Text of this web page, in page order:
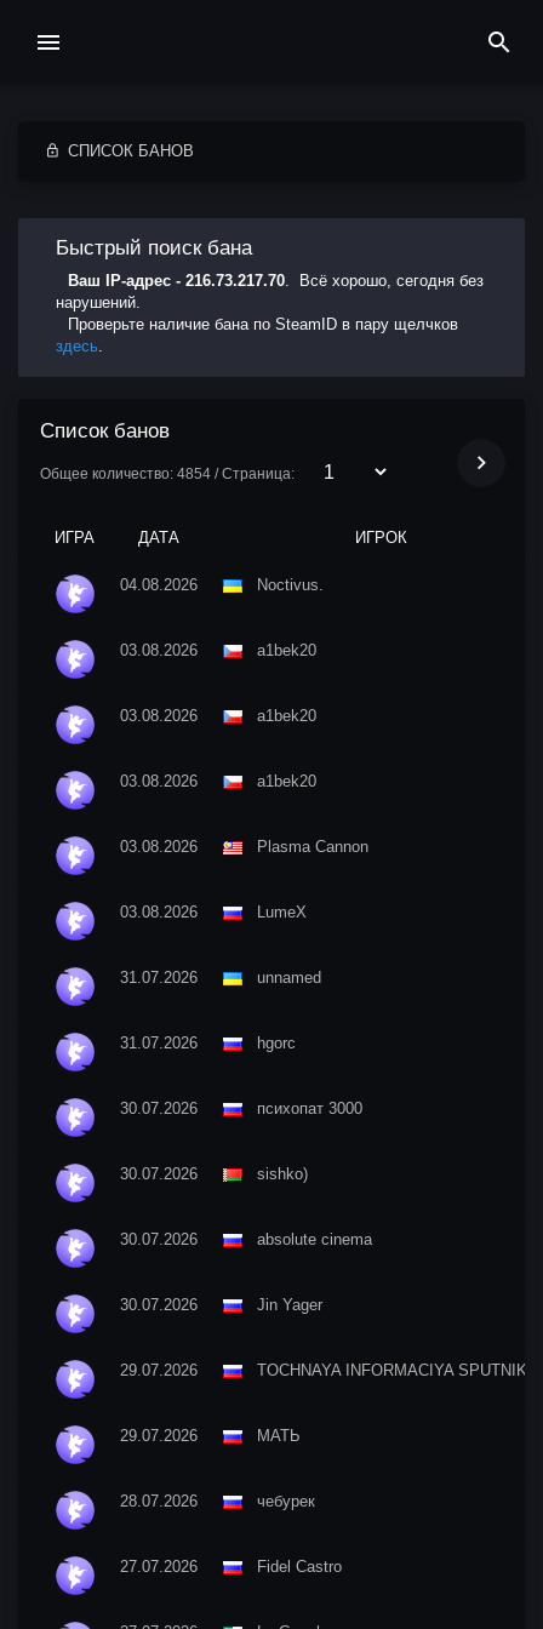
СПИСОК БАНОВ
Быстрый поиск бана
Ваш IP-адрес - 216.73.217.70. Всё хорошо, сегодня без
нарушений.
Проверьте наличие бана по SteamID в пару щелчков
здесь.
Список банов
Общее количество: 4854 / Страница:
ИГРА ДАТА ИГРОК
04.08.2026 Nосtivus.
03.08.2026 a1bek20
03.08.2026 a1bek20
03.08.2026 a1bek20
03.08.2026 Plasma Cannon
03.08.2026 LumeX
31.07.2026 unnamed
31.07.2026 hgorc
30.07.2026 психопат 3000
30.07.2026 sishko)
30.07.2026 absolute cinema
30.07.2026 Jin Yager
29.07.2026 TOCHNAYA INFORMACIYA SPUTNIKA
29.07.2026 МАТЬ
28.07.2026 чебурек
27.07.2026 Fidel Castro